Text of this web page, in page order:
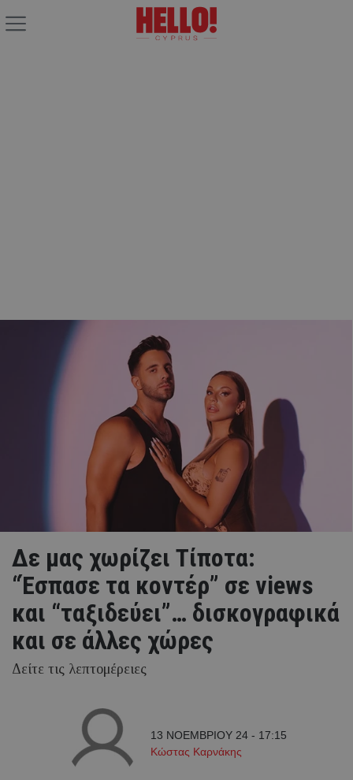
Δε μας χωρίζει Τίποτα:
“Έσπασε τα κοντέρ” σε views
και “ταξιδεύει”… δισκογραφικά
και σε άλλες χώρες
Δείτε τις λεπτομέρειες
13 ΝΟΕΜΒΡΙΟΥ 24 - 17:15
Κώστας Καρνάκης